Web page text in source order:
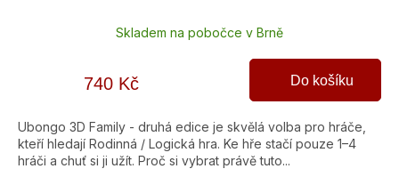
Skladem na pobočce v Brně
740 Kč Do košíku
Ubongo 3D Family - druhá edice je skvělá volba pro hráče,
kteří hledají Rodinná / Logická hra. Ke hře stačí pouze 1–4
hráči a chuť si ji užít. Proč si vybrat právě tuto...